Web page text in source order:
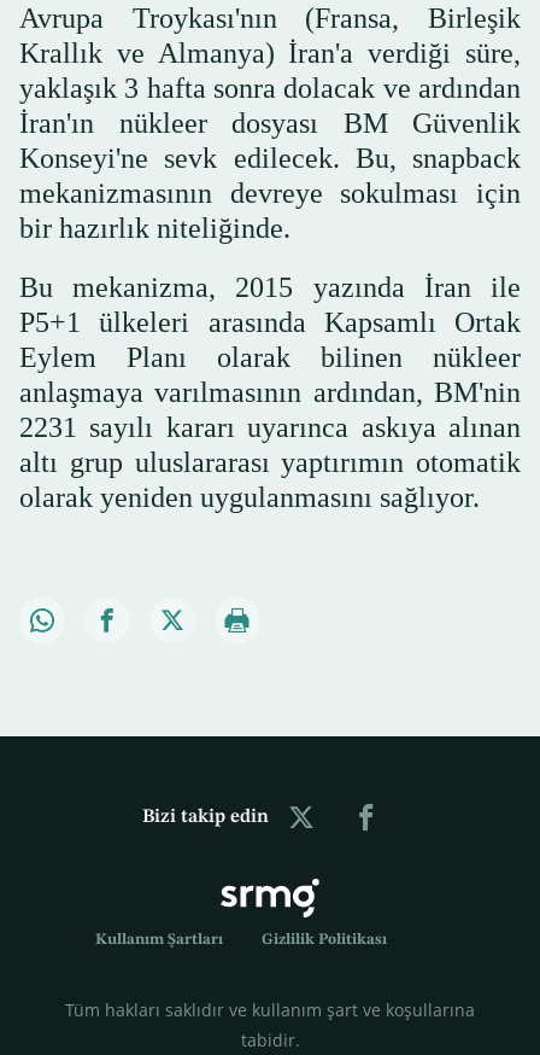
Avrupa Troykası'nın (Fransa, Birleşik
Krallık ve Almanya) İran'a verdiği süre,
yaklaşık 3 hafta sonra dolacak ve ardından
İran'ın nükleer dosyası BM Güvenlik
Konseyi'ne sevk edilecek. Bu, snapback
mekanizmasının devreye sokulması için
bir hazırlık niteliğinde.
Bu mekanizma, 2015 yazında İran ile
P5+1 ülkeleri arasında Kapsamlı Ortak
Eylem Planı olarak bilinen nükleer
anlaşmaya varılmasının ardından, BM'nin
2231 sayılı kararı uyarınca askıya alınan
altı grup uluslararası yaptırımın otomatik
olarak yeniden uygulanmasını sağlıyor.
Bizi takip edin
Kullanım Şartları Gizlilik Politikası
Tüm hakları saklıdır ve kullanım şart ve koşullarına
tabidir.